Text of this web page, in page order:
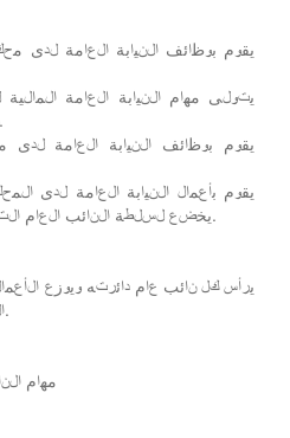
يقوم بوظائف النيابة العامة لدى
يتولى مهام النيابة العامة المالية
نائب عام يعاونه محامون عامون.
يقوم بوظائف النيابة العامة
يقوم بأعمال النيابة العامة لدى
يخضع لسلطة النائب العام التمييزي يعاونه محام عام أو اكثر.
يرأس كل نائب عام دائرته ويوزع
المحامين العامين الذين يعاونونه.
مهام